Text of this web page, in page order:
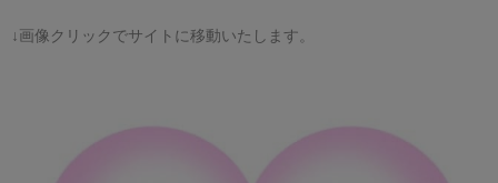
↓画像クリックでサイトに移動いたします。